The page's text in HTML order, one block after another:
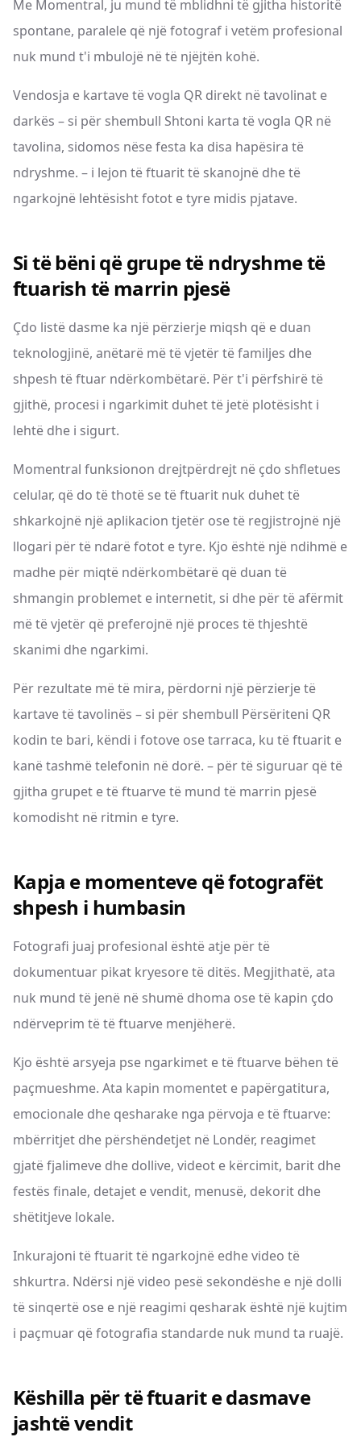
Me Momentral, ju mund të mblidhni të gjitha historitë
spontane, paralele që një fotograf i vetëm profesional
nuk mund t'i mbulojë në të njëjtën kohë.
Vendosja e kartave të vogla QR direkt në tavolinat e
darkës – si për shembull Shtoni karta të vogla QR në
tavolina, sidomos nëse festa ka disa hapësira të
ndryshme. – i lejon të ftuarit të skanojnë dhe të
ngarkojnë lehtësisht fotot e tyre midis pjatave.
Si të bëni që grupe të ndryshme të
ftuarish të marrin pjesë
Çdo listë dasme ka një përzierje miqsh që e duan
teknologjinë, anëtarë më të vjetër të familjes dhe
shpesh të ftuar ndërkombëtarë. Për t'i përfshirë të
gjithë, procesi i ngarkimit duhet të jetë plotësisht i
lehtë dhe i sigurt.
Momentral funksionon drejtpërdrejt në çdo shfletues
celular, që do të thotë se të ftuarit nuk duhet të
shkarkojnë një aplikacion tjetër ose të regjistrojnë një
llogari për të ndarë fotot e tyre. Kjo është një ndihmë e
madhe për miqtë ndërkombëtarë që duan të
shmangin problemet e internetit, si dhe për të afërmit
më të vjetër që preferojnë një proces të thjeshtë
skanimi dhe ngarkimi.
Për rezultate më të mira, përdorni një përzierje të
kartave të tavolinës – si për shembull Përsëriteni QR
kodin te bari, këndi i fotove ose tarraca, ku të ftuarit e
kanë tashmë telefonin në dorë. – për të siguruar që të
gjitha grupet e të ftuarve të mund të marrin pjesë
komodisht në ritmin e tyre.
Kapja e momenteve që fotografët
shpesh i humbasin
Fotografi juaj profesional është atje për të
dokumentuar pikat kryesore të ditës. Megjithatë, ata
nuk mund të jenë në shumë dhoma ose të kapin çdo
ndërveprim të të ftuarve menjëherë.
Kjo është arsyeja pse ngarkimet e të ftuarve bëhen të
paçmueshme. Ata kapin momentet e papërgatitura,
emocionale dhe qesharake nga përvoja e të ftuarve:
mbërritjet dhe përshëndetjet në Londër, reagimet
gjatë fjalimeve dhe dollive, videot e kërcimit, barit dhe
festës finale, detajet e vendit, menusë, dekorit dhe
shëtitjeve lokale.
Inkurajoni të ftuarit të ngarkojnë edhe video të
shkurtra. Ndërsi një video pesë sekondëshe e një dolli
të sinqertë ose e një reagimi qesharak është një kujtim
i paçmuar që fotografia standarde nuk mund ta ruajë.
Këshilla për të ftuarit e dasmave
jashtë vendit